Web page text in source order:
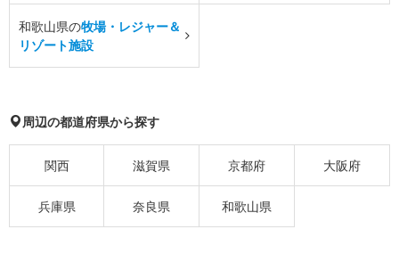
和歌山県の牧場・レジャー＆
リゾート施設
周辺の都道府県から探す
関西 滋賀県 京都府 大阪府
兵庫県 奈良県 和歌山県